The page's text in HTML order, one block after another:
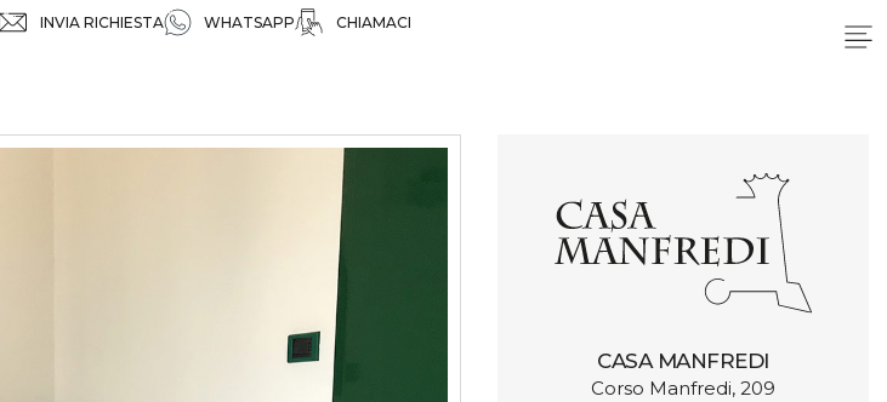
INVIA RICHIESTA WHATSAPP CHIAMACI
CASA MANFREDI
Corso Manfredi, 209